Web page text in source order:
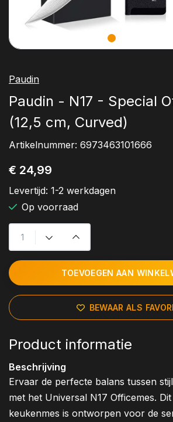
Paudin
Paudin - N17 - Special
(12,5 cm, Curved)
Artikelnummer: 6973463101666
€ 24,99
Levertijd: 1-2 werkdagen
Op voorraad
TOEVOEGEN AAN
BEWAAR ALS
Product informatie
Beschrijving
Ervaar de perfecte balans tussen
met het Universal N17 Officemes.
keukenmes is ontworpen voor de